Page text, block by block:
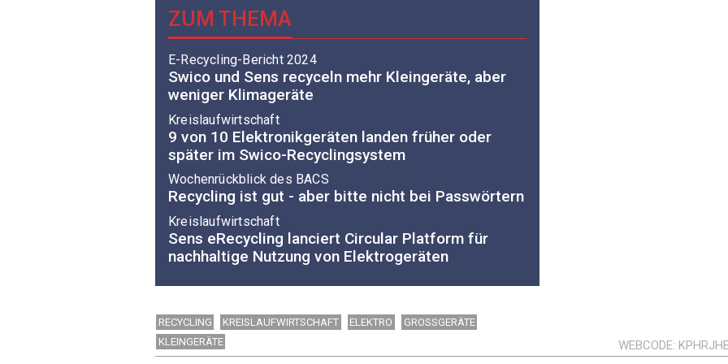
ZUM THEMA
E-Recycling-Bericht 2024
Swico und Sens recyceln mehr Kleingeräte, aber
weniger Klimageräte
Kreislaufwirtschaft
9 von 10 Elektronikgeräten landen früher oder
später im Swico-Recyclingsystem
Wochenrückblick des BACS
Recycling ist gut - aber bitte nicht bei Passwörtern
Kreislaufwirtschaft
Sens eRecycling lanciert Circular Platform für
nachhaltige Nutzung von Elektrogeräten
RECYCLING KREISLAUFWIRTSCHAFT ELEKTRO
GROSSGERÄTE
KLEINGERÄTE
WEBCODE